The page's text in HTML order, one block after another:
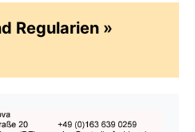
Regularien